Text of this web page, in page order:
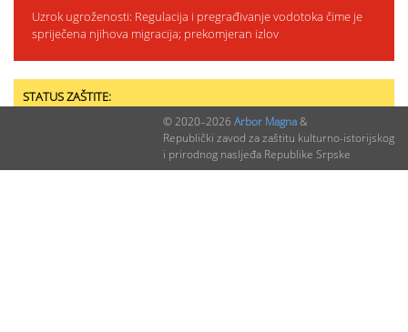
Uzrok ugroženosti: Regulacija i pregrađivanje vodotoka čime je
spriječena njihova migracija; prekomjeran izlov
STATUS ZAŠTITE:
Status zaštite u RS: SZ
Zaštićena lovostajem u FBiH: Ne
© 2020–2026 Arbor Magna&
Republički zavod za zaštitu kulturno-istorijskog
i prirodnog nasljeđa Republike Srpske